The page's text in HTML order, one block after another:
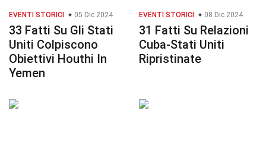
EVENTI STORICI 05 Dic 2024
33 Fatti Su Gli Stati
Uniti Colpiscono
Obiettivi Houthi In
Yemen
EVENTI STORICI 08 Dic 2024
31 Fatti Su Relazioni
Cuba-Stati Uniti
Ripristinate